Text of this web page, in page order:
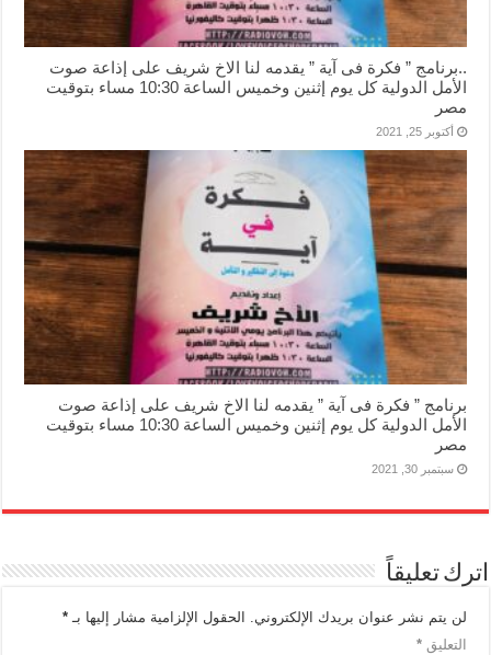
..برنامج ” فكرة فى آية ” يقدمه لنا الاخ شريف على إذاعة صوت
الأمل الدولية كل يوم إثنين وخميس الساعة 10:30 مساء بتوقيت
مصر
أكتوبر 25, 2021
برنامج ” فكرة فى آية ” يقدمه لنا الاخ شريف على إذاعة صوت
الأمل الدولية كل يوم إثنين وخميس الساعة 10:30 مساء بتوقيت
مصر
سبتمبر 30, 2021
اترك تعليقاً
لن يتم نشر عنوان بريدك الإلكتروني. الحقول الإلزامية مشار إليها بـ*
التعليق*